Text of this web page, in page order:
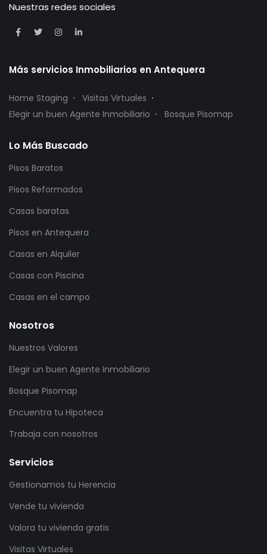
Nuestras redes sociales
Más servicios Inmobiliarios en Antequera
Home Staging
Visitas Virtuales
Elegir un buen Agente Inmobiliario
Bosque Pisomap
Lo Más Buscado
Pisos Baratos
Pisos Reformados
Casas baratas
Pisos en Antequera
Casas en Alquiler
Casas con Piscina
Casas en el campo
Nosotros
Nuestros Valores
Elegir un buen Agente Inmobiliario
Bosque Pisomap
Encuentra tu Hipoteca
Trabaja con nosotros
Servicios
Gestionamos tu Herencia
Vende tu vivienda
Valora tu vivienda gratis
Visitas Virtuales